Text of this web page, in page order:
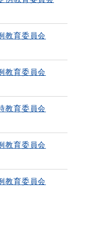
教育委員会
教育委員会
教育委員会
教育委員会
教育委員会